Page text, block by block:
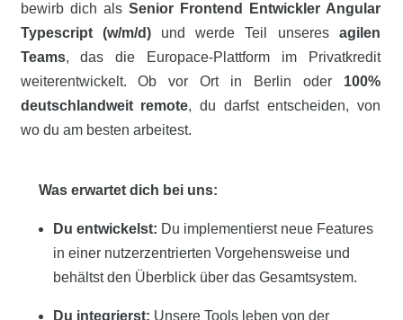
bewirb dich alsSenior Frontend Entwickler Angular
Typescript (w/m/d) und werde Teil unseres agilen
Teams, das die Europace-Plattform im Privatkredit
weiterentwickelt. Ob vor Ort in Berlin oder 100%
deutschlandweit remote, du darfst entscheiden, von
wo du am besten arbeitest.
Was erwartet dich bei uns:
Du entwickelst: Du implementierst neue Features
in einer nutzerzentrierten Vorgehensweise und
behältst den Überblick über das Gesamtsystem.
Du integrierst: Unsere Tools leben von der